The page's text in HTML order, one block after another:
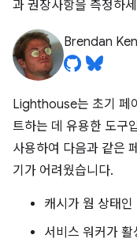
과 권장사항을 측정하
Brendan
Lighthouse는 초기 페
트하는 데 유용한 도구
사용하여 다음과 같은
기가 어려웠습니다.
캐시가 웜 상태
서비스 워커가 활